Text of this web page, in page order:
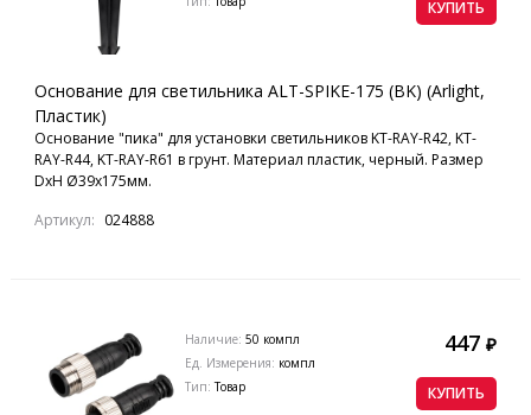
Основание для светильника ALT-SPIKE-175 (BK) (Arlight,
Пластик)
Основание "пика" для установки светильников KT-RAY-R42, KT-
RAY-R44, KT-RAY-R61 в грунт. Материал пластик, черный. Размер
DxH Ø39x175мм.
Артикул: 024888
КУПИТЬ
447₽
КУПИТЬ
Наличие: 50 компл
Ед. Измерения: компл
Тип:Товар